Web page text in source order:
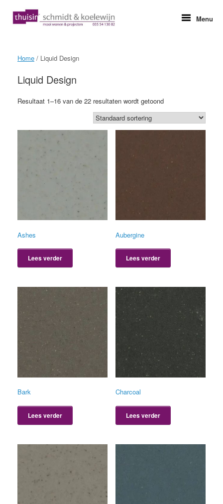
Menu
Home / Liquid Design
Liquid Design
Resultaat 1–16 van de 22 resultaten wordt getoond
Ashes
Lees verder
Aubergine
Lees verder
Bark
Lees verder
Charcoal
Lees verder